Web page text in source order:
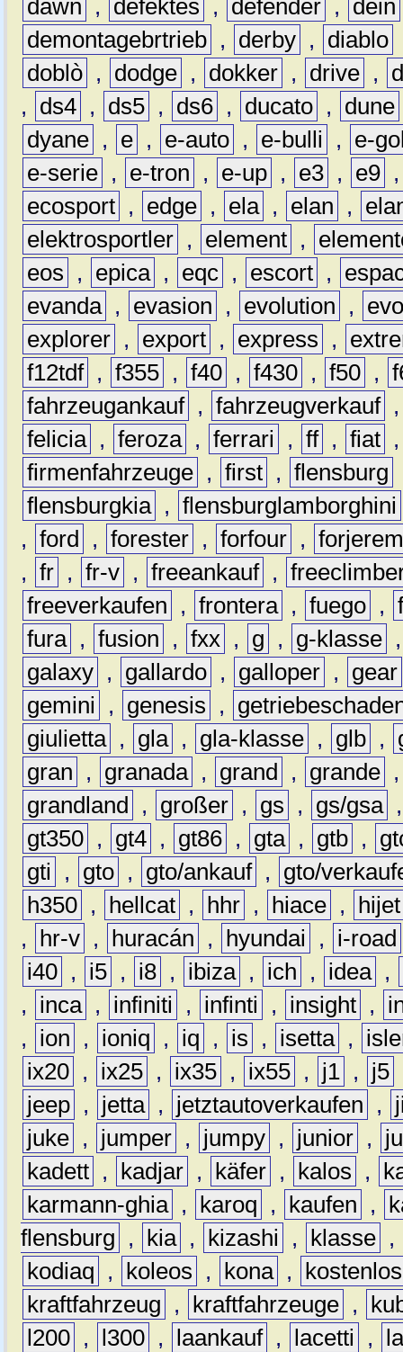
dawn , defektes , defender , dein
demontagebrtrieb , derby , diablo
doblò , dodge , dokker , drive ,
,
ds4 , ds5 , ds6 , ducato , dune
dyane , e , e-auto , e-bulli ,
e-
e-serie , e-tron , e-up , e3 , e9
ecosport , edge , ela , elan ,
elektrosportler , element ,
eos
, epica , eqc , escort ,
evanda , evasion , evolution ,
explorer , export , express ,
f12tdf , f355 , f40 , f430 , f50 ,
fahrzeugankauf , fahrzeugverkauf
felicia , feroza , ferrari , ff , fiat
firmenfahrzeuge , first , flensburg
flensburgkia , flensburglamborghini
, ford , forester , forfour ,
, fr , fr-v , freeankauf ,
freeverkaufen
, frontera , fuego ,
fura , fusion , fxx , g , g-klasse
galaxy , gallardo , galloper ,
gear
gemini
, genesis ,
giulietta , gla , gla-klasse , glb ,
gran
, granada , grand , grande
grandland
, großer , gs , gs/gsa
gt350 , gt4 , gt86 , gta , gtb ,
gti
, gto , gto/ankauf ,
gto/
h350 , hellcat , hhr , hiace ,
hijet
,
hr-v , huracán , hyundai ,
i-road
i40 , i5 , i8 , ibiza , ich , idea ,
,
inca , infiniti , infinti , insight ,
,
ion , ioniq , iq , is , isetta ,
ix20 , ix25 , ix35 , ix55 , j1 , j5
jeep , jetta , jetztautoverkaufen ,
juke , jumper , jumpy , junior ,
kadett , kadjar , käfer , kalos ,
karmann-ghia , karoq , kaufen ,
flensburg
, kia , kizashi , klasse ,
kodiaq
, koleos , kona ,
kostenlos
kraftfahrzeug
, kraftfahrzeuge ,
l200 , l300 , laankauf , lacetti ,